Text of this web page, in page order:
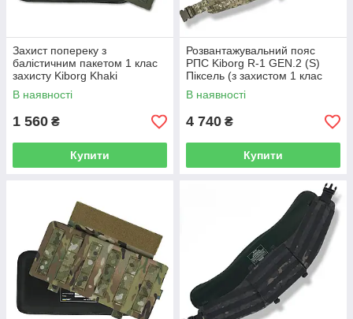
Захист попереку з
балістичним пакетом 1 клас
захисту Kiborg Khaki
В наявності
1 560 ₴
Купити
Розвантажувальний пояс
РПС Kiborg R-1 GEN.2 (S)
Піксель (з захистом 1 клас
Militex)
В наявності
4 740 ₴
Купити